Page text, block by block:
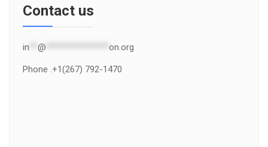
Contact us
in @ on.org
Phone .+1(267) 792-1470